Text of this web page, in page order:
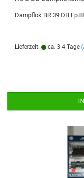
Dampflok BR 39 DB Ep.III
Lieferzeit: ca. 3-4 Tage